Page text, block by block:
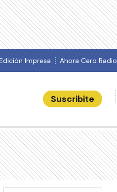
Impresa Ahora Cero Radio
Suscribite